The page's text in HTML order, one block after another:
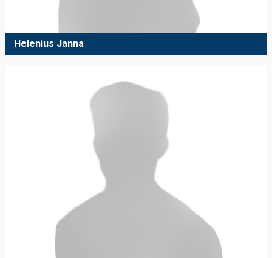
Helenius Janna